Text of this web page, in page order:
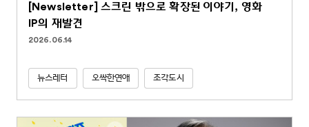
[Newsletter] 스크린 밖으로 확장된 이야기, 영화
IP의 재발견
2026.06.14
뉴스레터 오싹한연애 조각도시